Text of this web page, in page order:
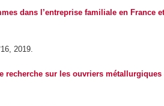
dans l’entreprise familiale en France
2019.
recherche sur les ouvriers